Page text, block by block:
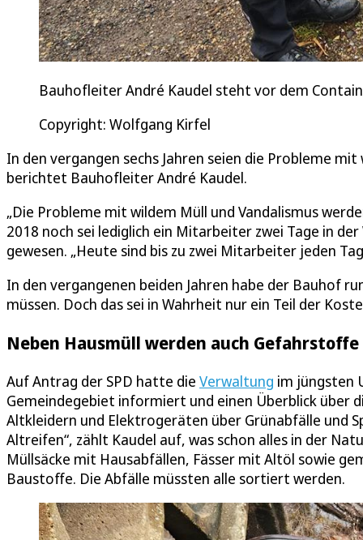
Bauhofleiter André Kaudel steht vor dem
Copyright: Wolfgang Kirfel
In den vergangen sechs Jahren seien die Probleme
berichtet Bauhofleiter André Kaudel.
„Die Probleme mit wildem Müll und Vandalismus
2018 noch sei lediglich ein Mitarbeiter zwei Tage in
gewesen. „Heute sind bis zu zwei Mitarbeiter jeden
In den vergangenen beiden Jahren habe der Bauhof
müssen. Doch das sei in Wahrheit nur ein Teil der
Neben Hausmüll werden auch
Auf Antrag der SPD hatte die Verwaltung im jüngsten
Gemeindegebiet informiert und einen Überblick über
Altkleidern und Elektrogeräten über Grünabfälle und
Altreifen“, zählt Kaudel auf, was schon alles in der
Müllsäcke mit Hausabfällen, Fässer mit Altöl sowie
Baustoffe. Die Abfälle müssten alle sortiert werden.